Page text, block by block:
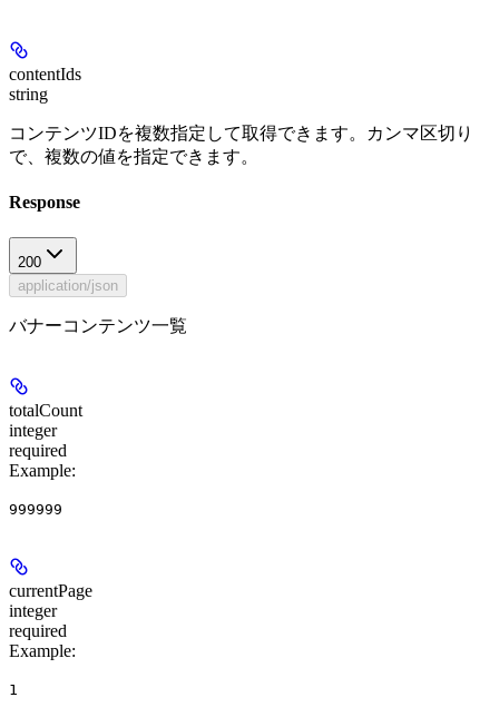
contentIds
string
コンテンツIDを複数指定して取得できます。カンマ区切り
で、複数の値を指定できます。
Response
200
application/json
バナーコンテンツ一覧
totalCount
integer
required
Example:
999999
currentPage
integer
required
Example:
1